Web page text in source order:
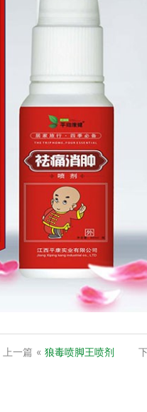
上一篇 « 狼毒喷脚王喷剂